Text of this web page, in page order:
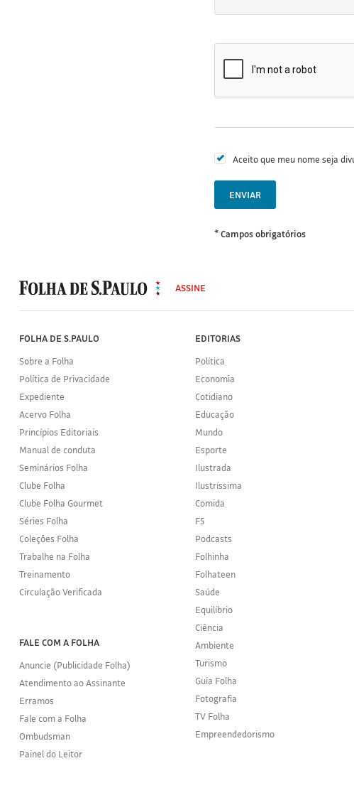
Aceito que meu nome seja
ENVIAR
* Campos obrigatórios
Folha
de
S.Paulo
ASSINE
FOLHA DE S.PAULO
Sobre a Folha
Política de Privacidade
Expediente
Acervo Folha
Princípios Editoriais
Manual de conduta
Seminários Folha
Clube Folha
Clube Folha Gourmet
Séries Folha
Coleções Folha
Trabalhe na Folha
Treinamento
Circulação Verificada
FALE COM A FOLHA
Anuncie (Publicidade Folha)
Atendimento ao Assinante
Erramos
Fale com a Folha
Ombudsman
Painel do Leitor
EDITORIAS
Política
Economia
Cotidiano
Educação
Mundo
Esporte
Ilustrada
Ilustríssima
Comida
F5
Podcasts
Folhinha
Folhateen
Saúde
Equilíbrio
Ciência
Ambiente
Turismo
Guia Folha
Fotografia
TV Folha
Empreendedorismo